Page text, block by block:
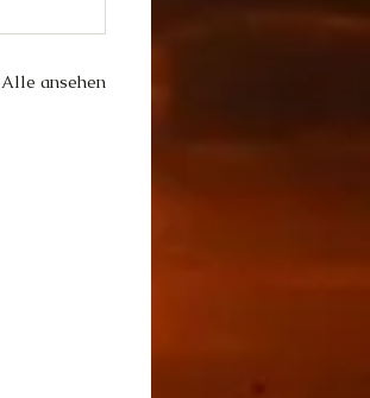
Alle ansehen